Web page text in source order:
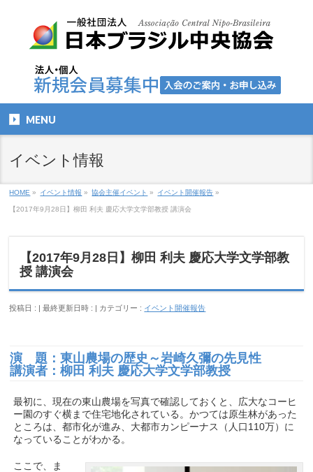
MENU
イベント情報
HOME » イベント情報 » 協会主催イベント » イベント開催報告 »
【2017年9月28日】柳田 利夫 慶応大学文学部教授 講演会
【2017年9月28日】柳田 利夫 慶応大学文学部教
授 講演会
投稿日 : 最終更新日時 : カテゴリー : イベント開催報告
演 題：東山農場の歴史～岩崎久彌の先見性
講演者：柳田 利夫 慶応大学文学部教授
最初に、現在の東山農場を写真で確認しておくと、広大なコーヒ
ー園のすぐ横まで住宅地化されている。かつては原生林があった
ところは、都市化が進み、大都市カンピーナス（人口110万）に
なっていることがわかる。
ここで、ま